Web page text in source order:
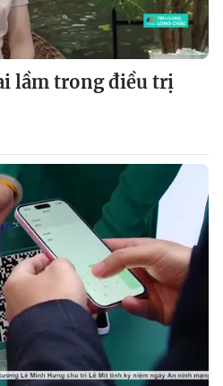
lầm trong điều trị